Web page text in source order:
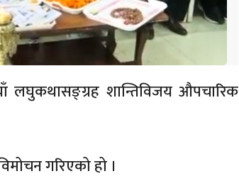
लघुकथासङ्ग्रह शान्तिविजय औपचारिक
गरिएको हो ।